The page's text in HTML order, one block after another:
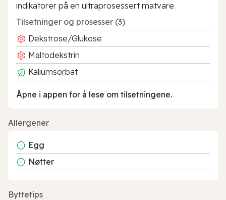
indikatorer på en ultraprosessert matvare.
Tilsetninger og prosesser (3)
Dekstrose/Glukose
Maltodekstrin
Kaliumsorbat
Åpne i appen for å lese om tilsetningene.
Allergener
Egg
Nøtter
Byttetips